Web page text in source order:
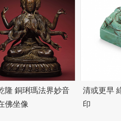
隆 銅琍瑪法界妙音
佛坐像
清或更早
印